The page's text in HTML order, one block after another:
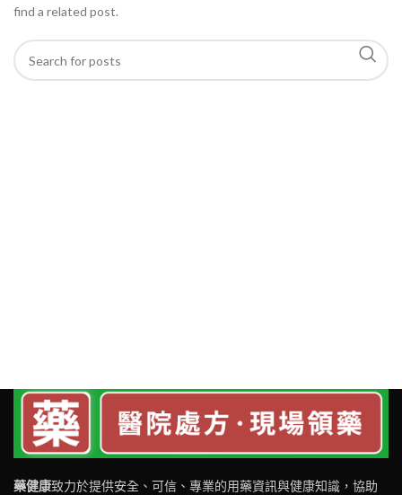
find a related post.
藥健康致力於提供安全、可信、專業的用藥資訊與健康知識，協助